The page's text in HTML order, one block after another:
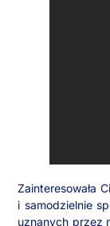
Zainteresowała
i samodzielnie
uznanych przez